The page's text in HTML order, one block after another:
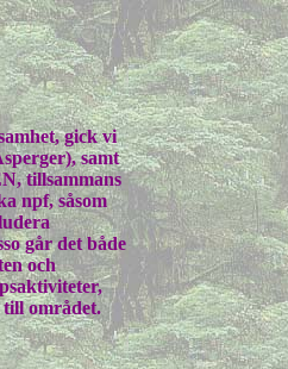
gick vi
samt
tillsammans
npf, såsom
går det både
och
till området.